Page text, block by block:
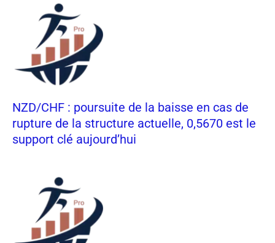
NZD/CHF : poursuite de la baisse en cas de
rupture de la structure actuelle, 0,5670 est le
support clé aujourd’hui